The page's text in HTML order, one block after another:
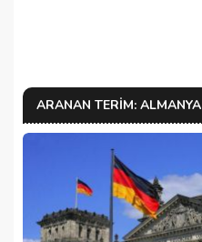
ARANAN TERIM: ALMANYA